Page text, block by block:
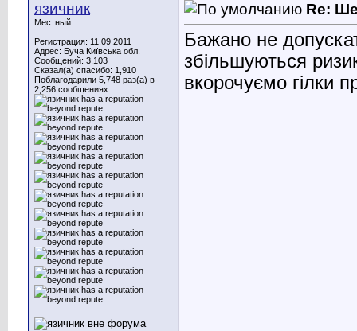
язичник
Местный
Регистрация: 11.09.2011
Адрес: Буча Київська обл.
Сообщений: 3,103
Сказал(а) спасибо: 1,910
Поблагодарили 5,748 раз(а) в
2,256 сообщениях
Re:
Бажано не
збільшуються
вкорочуємо гілки